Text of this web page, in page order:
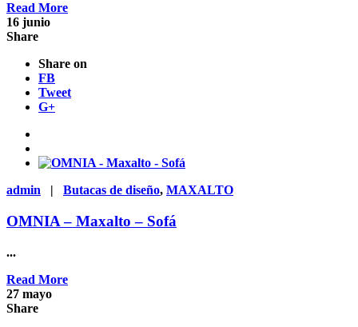
Read More
16 junio
Share
Share on
FB
Tweet
G+
admin | Butacas de diseño, MAXALTO
OMNIA – Maxalto – Sofá
...
Read More
27 mayo
Share